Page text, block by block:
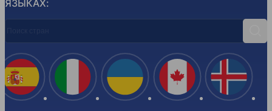
ЯЗЫКАХ:
Испания Италия Украина Канада